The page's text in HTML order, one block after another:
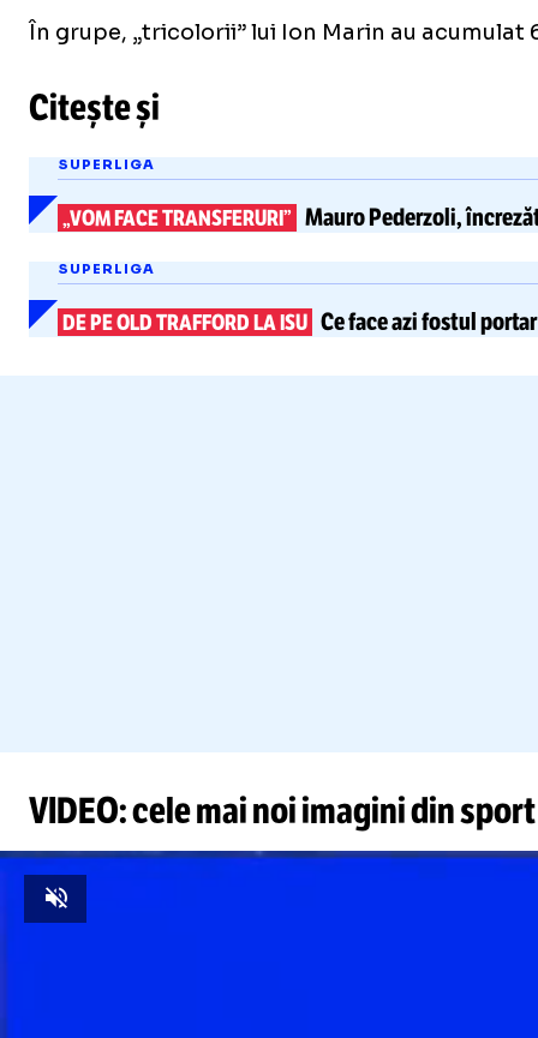
În grupe, „tricolorii” lui Ion Marin au
Citește și
SUPERLIGA
„VOM FACE TRANSFERURI” Mauro Pederzoli,
SUPERLIGA
DE PE OLD TRAFFORD LA ISU Ce face azifostul
VIDEO: cele mai noi imagini din sport
Unmute